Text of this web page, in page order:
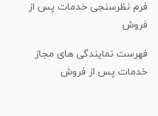
فرم نظرسنجی خدمات پس از
فروش
فهرست نمایندگی های مجاز
خدمات پس از فروش